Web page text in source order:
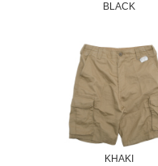
BLACK
KHAKI